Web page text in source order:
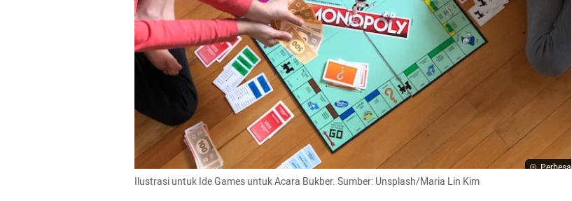
Perbesar
Ilustrasi untuk Ide Games untuk Acara Bukber. Sumber: Unsplash/Maria Lin Kim